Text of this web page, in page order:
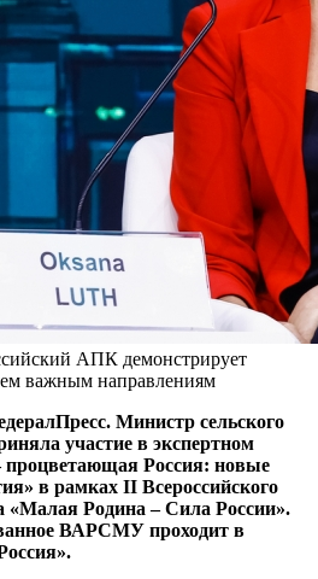
АПК демонстрирует
важным направлениям
Министр сельского
участие в экспертном
процветающая Россия: новые
в рамках II Всероссийского
«Малая Родина – Сила России».
ВАРСМУ проходит в